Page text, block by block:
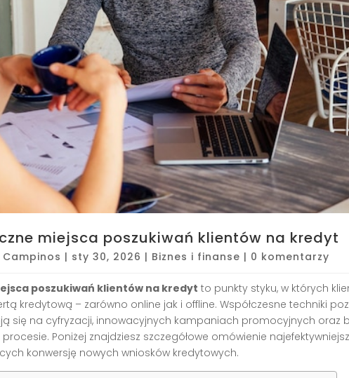
miejsca poszukiwań klientów na kredyt
| sty 30, 2026 | Biznes i finanse | 0 komentarzy
poszukiwań klientów na kredyt to punkty styku, w których
kredytową – zarówno online jak i offline. Współczesne techniki
się na cyfryzacji, innowacyjnych kampaniach promocyjnych oraz
Poniżej znajdziesz szczegółowe omówienie
konwersję nowych wniosków kredytowych.